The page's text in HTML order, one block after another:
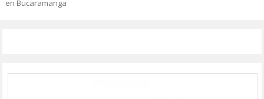
en Bucaramanga